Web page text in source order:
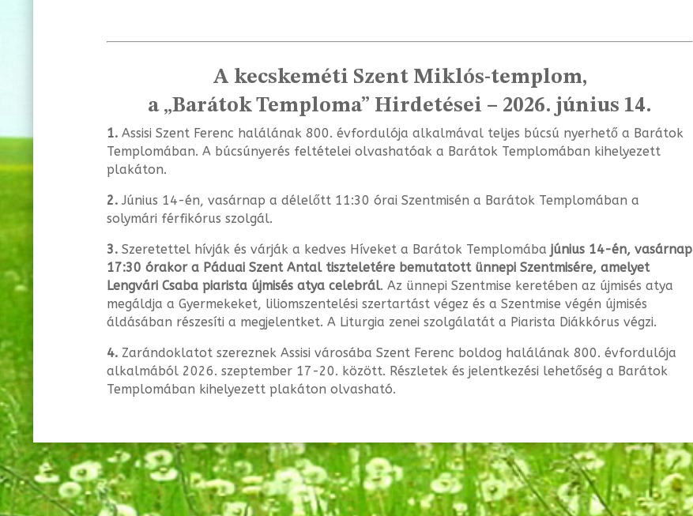
A kecskeméti Szent Miklós-templom,
a „Barátok Temploma” Hirdetései – 2026. június 14.
1. Assisi Szent Ferenc halálának 800. évfordulója alkalmával teljes búcsú nyerhető a Barátok
Templomában. A búcsúnyerés feltételei olvashatóak a Barátok Templo­mában kihelyezett
plakáton.
2.Június 14-én, vasárnap a délelőtt 11:30 órai Szentmisén a Barátok Templomá­ban a
solymári férfikórus szolgál.
3.Szeretettel hívják és várják a kedves Híveket a Barátok Templomába június 14-én, vasárnap
17:30 órakor a Páduai Szent Antal tiszteletére bemutatott ünne­pi Szentmisére, amelyet
Lengvári Csaba piarista újmisés atya celebrál. Az ünnepi Szentmise keretében az újmisés atya
megáldja a Gyermekeket, liliomszen­telési szertartást végez és a Szentmise végén újmisés
áldásában részesíti a megje­lentket. A Liturgia zenei szolgálatát a Piarista Diákkórus végzi.
4.Zarándoklatot szereznek Assisi városába Szent Ferenc boldog halálának 800. évfordulója
alkalmából 2026. szeptember 17-20. között. Részletek és jelentkezési lehetőség a Barátok
Templomában kihelyezett plakáton olvasható.